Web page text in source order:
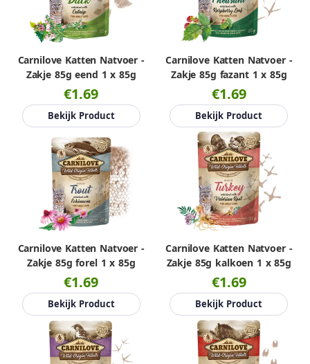
Carnilove Katten Natvoer -
Zakje 85g eend 1 x 85g
€1.69
Bekijk Product
Carnilove Katten Natvoer -
Zakje 85g fazant 1 x 85g
€1.69
Bekijk Product
Carnilove Katten Natvoer -
Zakje 85g forel 1 x 85g
€1.69
Bekijk Product
Carnilove Katten Natvoer -
Zakje 85g kalkoen 1 x 85g
€1.69
Bekijk Product